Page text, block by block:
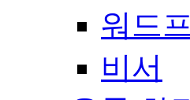
워드
비서